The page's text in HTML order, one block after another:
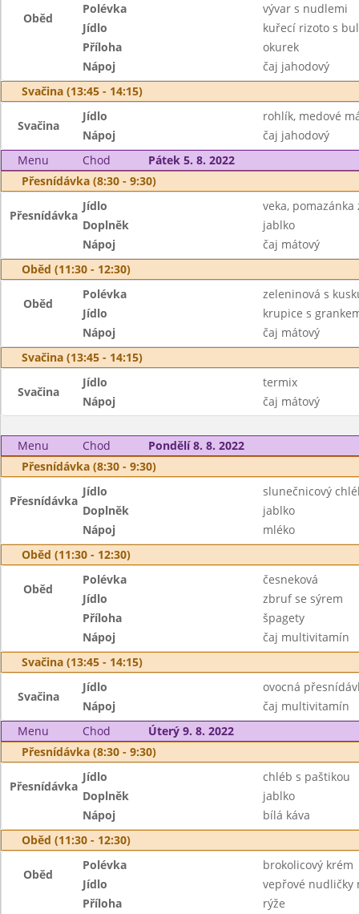
Oběd
Polévka
vývar s nudlemi
Jídlo
kuřecí rizoto s
Příloha
okurek
Nápoj
čaj jahodový
Svačina (13:45 - 14:15)
Svačina
Jídlo
rohlík, medové
Nápoj
čaj jahodový
Menu
Chod
Pátek 5. 8. 2022
Přesnídávka (8:30 - 9:30)
Přesnídávka
Jídlo
veka, pomazánka
Doplněk
jablko
Nápoj
čaj mátový
Oběd (11:30 - 12:30)
Oběd
Polévka
zeleninová s
Jídlo
krupice s
Nápoj
čaj mátový
Svačina (13:45 - 14:15)
Svačina
Jídlo
termix
Nápoj
čaj mátový
Menu Chod
Pondělí 8. 8. 2022
Přesnídávka (8:30 - 9:30)
Přesnídávka
Jídlo
slunečnicový
Doplněk
jablko
Nápoj
mléko
Oběd (11:30 - 12:30)
Oběd
Polévka
česneková
Jídlo
zbruf se sýrem
Příloha
špagety
Nápoj
čaj multivitamín
Svačina (13:45 - 14:15)
Svačina
Jídlo
ovocná
Nápoj
čaj multivitamín
Menu
Chod
Úterý 9. 8. 2022
Přesnídávka (8:30 - 9:30)
Přesnídávka
Jídlo
chléb s paštikou
Doplněk
jablko
Nápoj
bílá káva
Oběd (11:30 - 12:30)
Oběd
Polévka
brokolicový krém
Jídlo
vepřové nudličky
Příloha
rýže